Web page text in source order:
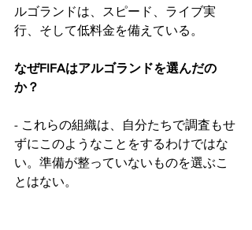
ルゴランドは、スピード、ライブ実
行、そして低料金を備えている。
なぜFIFAはアルゴランドを選んだの
か？
- これらの組織は、自分たちで調査もせ
ずにこのようなことをするわけではな
い。準備が整っていないものを選ぶこ
とはない。